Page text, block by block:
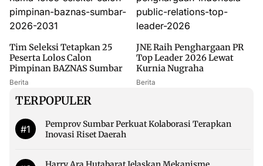
Tim Seleksi Tetapkan 25
Peserta Lolos Calon
Pimpinan BAZNAS Sumbar
Berita
JNE Raih Penghargaan PR
Top Leader 2026 Lewat
Kurnia Nugraha
Berita
TERPOPULER
#1
Pemprov Sumbar Perkuat Kolaborasi Terapkan
Inovasi Riset Daerah